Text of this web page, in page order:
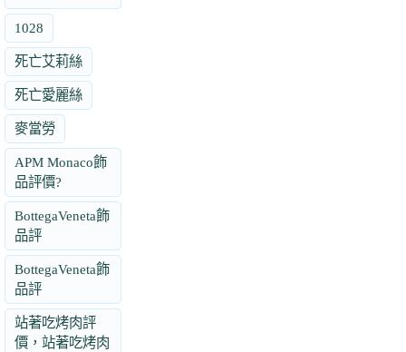
1028
死亡艾莉絲
死亡愛麗絲
麥當勞
APM Monaco飾
品評價?
BottegaVeneta飾
品評
BottegaVeneta飾
品評
站著吃烤肉評
價，站著吃烤肉